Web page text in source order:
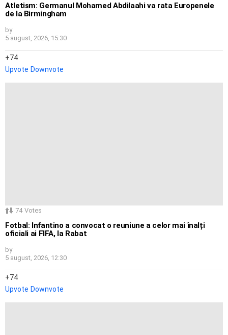
Atletism: Germanul Mohamed Abdilaahi va rata Europenele
de la Birmingham
by
5 august, 2026, 15:30
74
Upvote Downvote
74 Votes
Fotbal: Infantino a convocat o reuniune a celor mai înalți
oficiali ai FIFA, la Rabat
by
5 august, 2026, 12:30
74
Upvote Downvote